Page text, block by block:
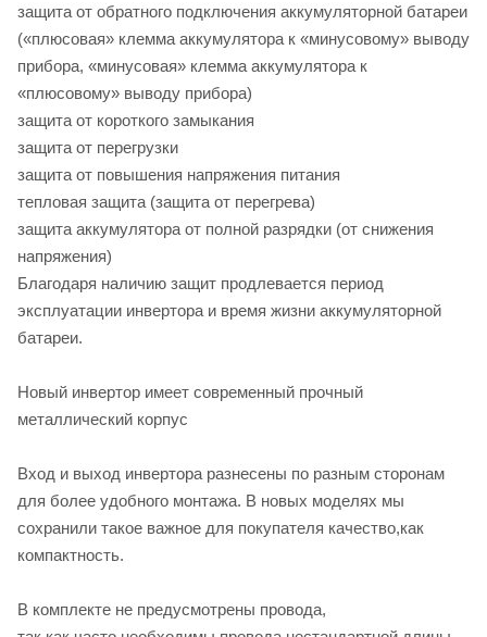
защита от обратного подключения аккумуляторной батареи
(«плюсовая» клемма аккумулятора к «минусовому» выводу
прибора, «минусовая» клемма аккумулятора к
«плюсовому» выводу прибора)
защита от короткого замыкания
защита от перегрузки
защита от повышения напряжения питания
тепловая защита (защита от перегрева)
защита аккумулятора от полной разрядки (от снижения
напряжения)
Благодаря наличию защит продлевается период
эксплуатации инвертора и время жизни аккумуляторной
батареи.
Новый инвертор имеет современный прочный
металлический корпус
Вход и выход инвертора разнесены по разным сторонам
для более удобного монтажа. В новых моделях мы
сохранили такое важное для покупателя качество,как
компактность.
В комплекте не предусмотрены провода,